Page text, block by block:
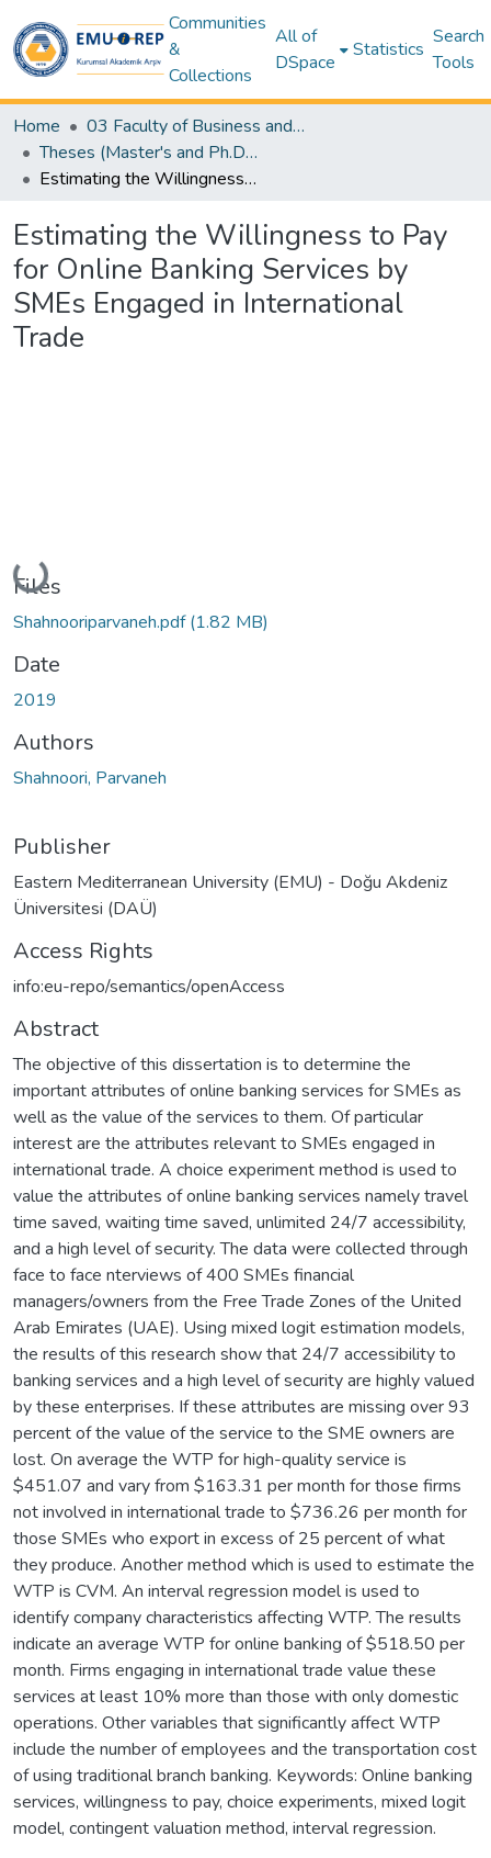
Communities
&
Collections
All of
DSpace
Statistics
Search
Tools
Home
03 Faculty of Business and Economics
Theses (Master's and Ph.D) – Business and Economics
Estimating the Willingness to Pay for Online Banking Services by SMEs Engaged in International Trade
Estimating the Willingness to Pay
for Online Banking Services by
SMEs Engaged in International
Trade
Loading...
Files
Shahnooriparvaneh.pdf(1.82 MB)
Date
2019
Authors
Shahnoori, Parvaneh
Publisher
Eastern Mediterranean University (EMU) - Doğu Akdeniz
Üniversitesi (DAÜ)
Access Rights
info:eu-repo/semantics/openAccess
Abstract
The objective of this dissertation is to determine the
important attributes of online banking services for SMEs as
well as the value of the services to them. Of particular
interest are the attributes relevant to SMEs engaged in
international trade. A choice experiment method is used to
value the attributes of online banking services namely travel
time saved, waiting time saved, unlimited 24/7 accessibility,
and a high level of security. The data were collected through
face to face nterviews of 400 SMEs financial
managers/owners from the Free Trade Zones of the United
Arab Emirates (UAE). Using mixed logit estimation models,
the results of this research show that 24/7 accessibility to
banking services and a high level of security are highly valued
by these enterprises. If these attributes are missing over 93
percent of the value of the service to the SME owners are
lost. On average the WTP for high-quality service is
$451.07 and vary from $163.31 per month for those firms
not involved in international trade to $736.26 per month for
those SMEs who export in excess of 25 percent of what
they produce. Another method which is used to estimate the
WTP is CVM. An interval regression model is used to
identify company characteristics affecting WTP. The results
indicate an average WTP for online banking of $518.50 per
month. Firms engaging in international trade value these
services at least 10% more than those with only domestic
operations. Other variables that significantly affect WTP
include the number of employees and the transportation cost
of using traditional branch banking. Keywords: Online banking
services, willingness to pay, choice experiments, mixed logit
model, contingent valuation method, interval regression.